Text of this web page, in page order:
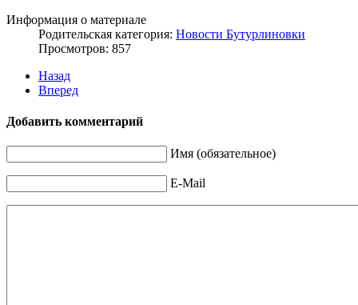
Информация о материале
Родительская категория: Новости Бутурлиновки
Просмотров: 857
Назад
Вперед
Добавить комментарий
Имя (обязательное)
E-Mail